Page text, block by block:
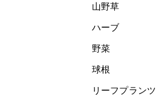
山野草
ハーブ
野菜
球根
リーフプランツ